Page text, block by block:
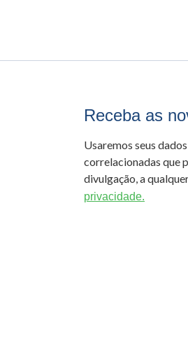
Receba as
Usaremos seus
correlacionadas que
divulgação, a
privacidade.